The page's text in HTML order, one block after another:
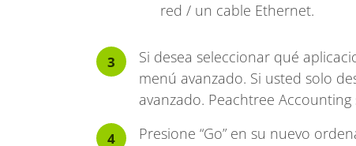
red / un cable Ethernet.
Si desea seleccionar qué
menú avanzado. Si usted solo
avanzado. Peachtree
Presione “Go” en su nuevo